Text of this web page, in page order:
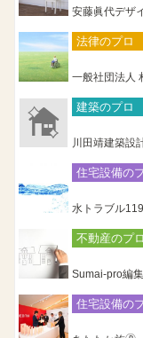
安藤眞代デザ
法律のプロ
一般社団法人
建築のプロ
川田靖建築設
住宅設備の
水トラブル119
不動産のプロ
Sumai-pro編
住宅設備の